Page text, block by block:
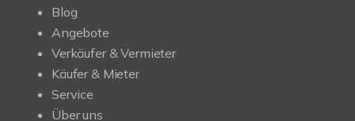
Blog
Angebote
Verkäufer & Vermieter
Käufer & Mieter
Service
Über uns